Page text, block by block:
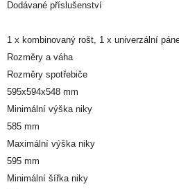
Dodávané příslušenství
1 x kombinovaný rošt, 1 x univerzální
Rozměry a váha
Rozměry spotřebiče
595x594x548 mm
Minimální výška niky
585 mm
Maximální výška niky
595 mm
Minimální šířka niky